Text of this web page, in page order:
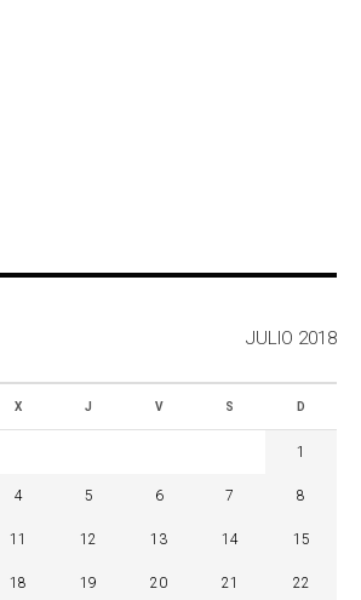
JULIO 2018
X J V S D
1
4 5 6 7 8
11 12 13 14 15
18 19 20 21 22